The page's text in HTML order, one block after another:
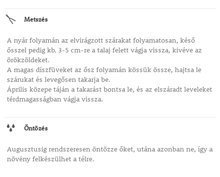
Metszés
A nyár folyamán az elvirágzott szárakat folyamatosan, késő
ősszel pedig kb. 3-5 cm-re a talaj felett vágja vissza, kivéve az
örökzöldeket.
A magas díszfüveket az ősz folyamán kössük össze, hajtsa le
szárukat és levegősen takarja be.
Április közepe táján a takarást bontsa le, és az elszáradt leveleket
térdmagasságban vágja vissza.
Öntözés
Augusztusig rendszeresen öntözze őket, utána azonban ne, így a
növény felkészülhet a télre.